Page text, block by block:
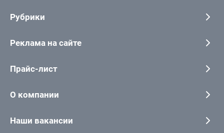
Рубрики
Реклама на сайте
Прайс-лист
О компании
Наши вакансии